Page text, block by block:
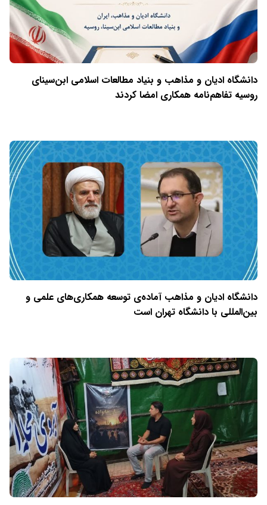
دانشگاه ادیان و مذاهب و بنیاد مطالعات اسلامی ابن‌سینای
روسیه تفاهم‌نامه همکاری امضا کردند
دانشگاه ادیان و مذاهب آماده‌ی توسعه همکاری‌های علمی و
بین‌المللی با دانشگاه تهران است